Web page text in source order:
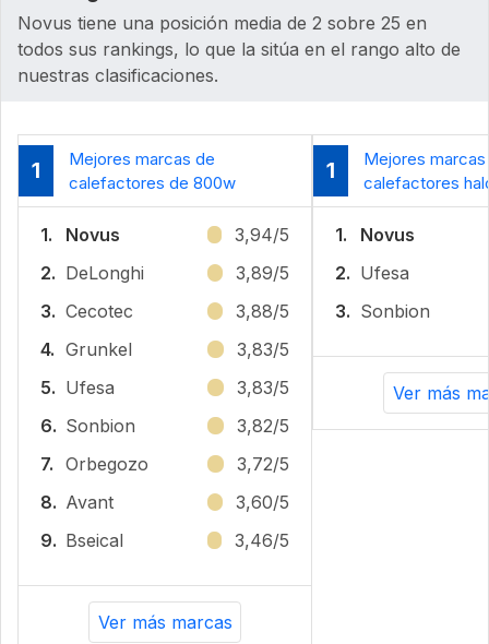
Novus tiene una posición media de 2 sobre 25 en
todos sus rankings, lo que la sitúa en el rango alto de
nuestras clasificaciones.
1
Mejores marcas de
calefactores de 800w
1. Novus
3,94/5
2. DeLonghi
3,89/5
3. Cecotec
3,88/5
4. Grunkel
3,83/5
5. Ufesa
3,83/5
6. Sonbion
3,82/5
7. Orbegozo
3,72/5
8. Avant
3,60/5
9. Bseical 3,46/5
Ver más marcas
1
Mejores
calefactores
1.
Novus
2. Ufesa
3. Sonbion
Ver más